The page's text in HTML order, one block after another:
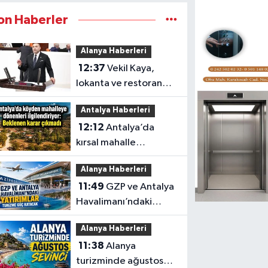
Haberler
Alanya Haberleri
12:37 Vekil Kaya,
lokanta ve restoran
işletmecilerinin
sorunlarını TBMM’ye
taşıdı
Antalya Haberleri
12:12 Antalya’da
kırsal mahalle
başvurularında süreç
sonuçlanmadı
Alanya Haberleri
11:49
Havalimanı’ndaki
yatırımlar turizme güç
katacak
Alanya Haberleri
11:38 Alanya
turizminde ağustos